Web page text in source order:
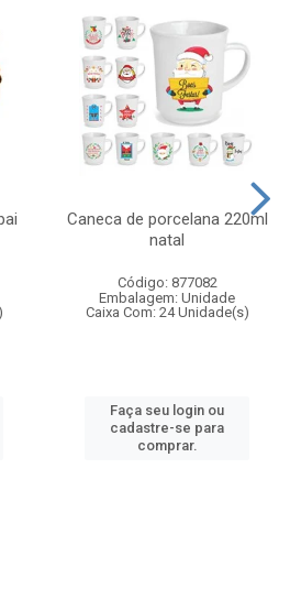
Caneca de porcelana 220ml
natal
Código: 877082
Embalagem: Unidade
Caixa Com: 24 Unidade(s)
Faça seu login ou
cadastre-se para
comprar.